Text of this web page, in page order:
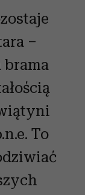
–
brama
To